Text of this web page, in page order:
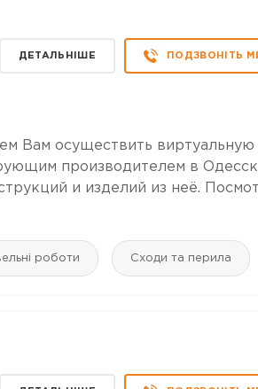
ДЕТАЛЬНІШЕ ПОДЗВОНІТЬ
Вам осуществить виртуальную
производителем в
и изделий из неё.
роботи Сходи та перила